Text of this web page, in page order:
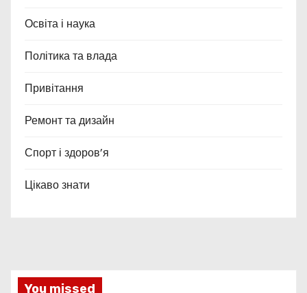
Освіта і наука
Політика та влада
Привітання
Ремонт та дизайн
Спорт і здоров’я
Цікаво знати
You missed